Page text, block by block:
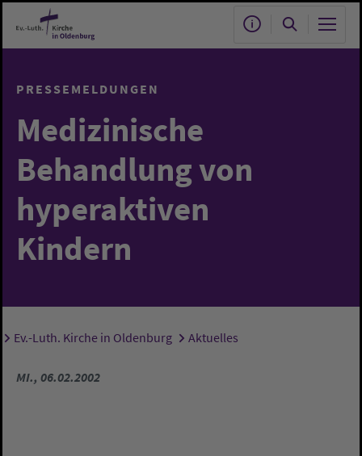
Zum Hauptinhalt springen
PRESSEMELDUNGEN
Medizinische
Behandlung von
hyperaktiven
Kindern
Sie sind hier:
Ev.-Luth. Kirche in Oldenburg Aktuelles
MI., 06.02.2002